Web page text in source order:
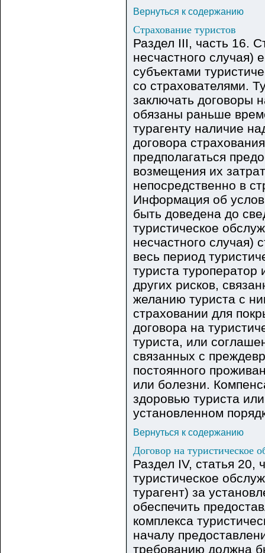
Вернуться к содержанию
Страхование туристов
Раздел III, часть 16.
несчастного случая)
субъектами
со страхователями.
заключать договоры
обязаны раньше
турагенту наличие
договора
предполагаться
возмещения их
непосредственно в
Информация об
быть доведена до
туристическое
несчастного случая)
весь период
туриста туроператор
других рисков,
желанию туриста с
страховании для
договора на
туриста, или
связанных с
постоянного
или болезни.
здоровью туриста
установленном
Вернуться к содержанию
Договор на туристическое
Раздел IV, статья 20,
туристическое
турагент) за
обеспечить
комплекса
началу
требованию должна